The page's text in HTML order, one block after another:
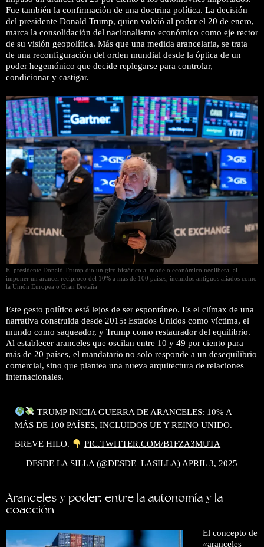
Fue también la confirmación de una doctrina política. La decisión
del presidente Donald Trump, quien volvió al poder el 20 de enero,
marca la consolidación del nacionalismo económico como eje rector
de su visión geopolítica. Más que una medida arancelaria, se trata
de una reconfiguración del orden mundial desde la óptica de un
poder hegemónico que decide replegarse para controlar,
condicionar y castigar.
El presidente Donald Trump dio un giro histórico al modelo económico neoliberal al
imponer un arancel recíproco del 10% a más de 100 países, incluidos antiguos aliados como
la Unión Europea o Gran Bretaña
Este gesto político está lejos de ser espontáneo. Es el clímax de una
narrativa construida desde 2015: Estados Unidos como víctima, el
mundo como saqueador, y Trump como restaurador del equilibrio.
Al establecer aranceles que oscilan entre 10 y 49 por ciento para
más de 20 países, el mandatario no solo responde a un desequilibrio
comercial, sino que plantea una nueva arquitectura de relaciones
internacionales.
TRUMP INICIA GUERRA DE ARANCELES: 10% A
MÁS DE 100 PAÍSES, INCLUIDOS UE Y REINO UNIDO.
BREVE HILO. PIC.TWITTER.COM/B1FZA3MUTA
— DESDE LA SILLA (@DESDE_LASILLA) APRIL 3, 2025
Aranceles y poder: entre la autonomía y la
coacción
El concepto de
«aranceles